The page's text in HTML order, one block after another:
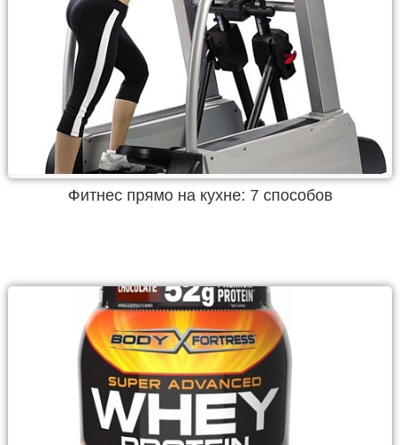
Фитнес прямо на кухне: 7 способов